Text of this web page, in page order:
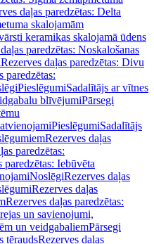
daļas paredzētas: Delta
skalojamām
keramikas skalojamā ūdens
paredzētas: Noskalošanas
Rezerves daļas paredzētas: Divu
paredzētas:
PieslēgumiSadalītājs ar vītnes
blīvējumiPārsegi
PieslēgumiSadalītājs
Rezerves daļas
paredzētas:
paredzētas: Iebūvēta
NoslēgiRezerves daļas
Rezerves daļas
Rezerves daļas paredzētas:
un savienojumi,
un veidgabaliemPārsegi
tēraudsRezerves daļas